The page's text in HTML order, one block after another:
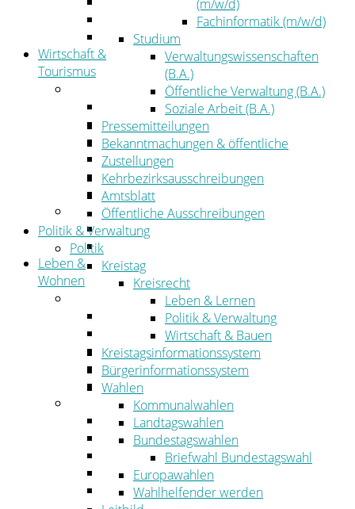
Kommunalaufsicht
Zahlen, Daten, Fakten
Wirtschaft &
Tourismus
Wirtschaftsförderung
Gewerbeflächen und Unternehmen
Arbeitgeberservice
Mobilfunk & Breitband
Straßen- und Radwegebau
Landwirtschaft
Tourismus
Freizeit und Urlaub im Landkreis
Veranstaltungen
Leben &
Wohnen
Migration
Schulen, Bildung, Sport und Kultur
Soziales
Gesundheit
Jugend, Familie und Senioren
Bauen und Planen
Abfall
Umwelt
Ordnung
(m/w/d)
Fachinformatik (m/w/d)
Studium
Verwaltungswissenschaften
(B.A.)
Öffentliche Verwaltung (B.A.)
Soziale Arbeit (B.A.)
Pressemitteilungen
Bekanntmachungen & öffentliche
Zustellungen
Kehrbezirksausschreibungen
Amtsblatt
Öffentliche Ausschreibungen
Politik & Verwaltung
Politik
Kreistag
Kreisrecht
Leben & Lernen
Politik & Verwaltung
Wirtschaft & Bauen
Kreistagsinformationssystem
Bürgerinformationssystem
Wahlen
Kommunalwahlen
Landtagswahlen
Bundestagswahlen
Briefwahl Bundestagswahl
Europawahlen
Wahlhelfender werden